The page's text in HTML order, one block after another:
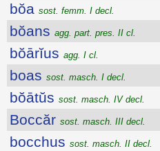
bŏa sost. femm. I decl.
bŏans agg. part. pres. II cl.
bŏārĭus agg. I cl.
boas sost. masch. I decl.
bŏātŭs sost. masch. IV decl.
Boccăr sost. masch. III decl.
bocchus sost. masch. II decl.